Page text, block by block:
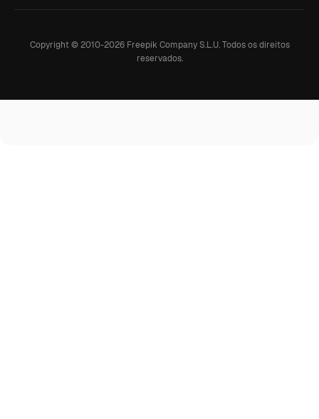
Copyright © 2010-2026Freepik Company S.L.U. Todos os direitos
reservados.